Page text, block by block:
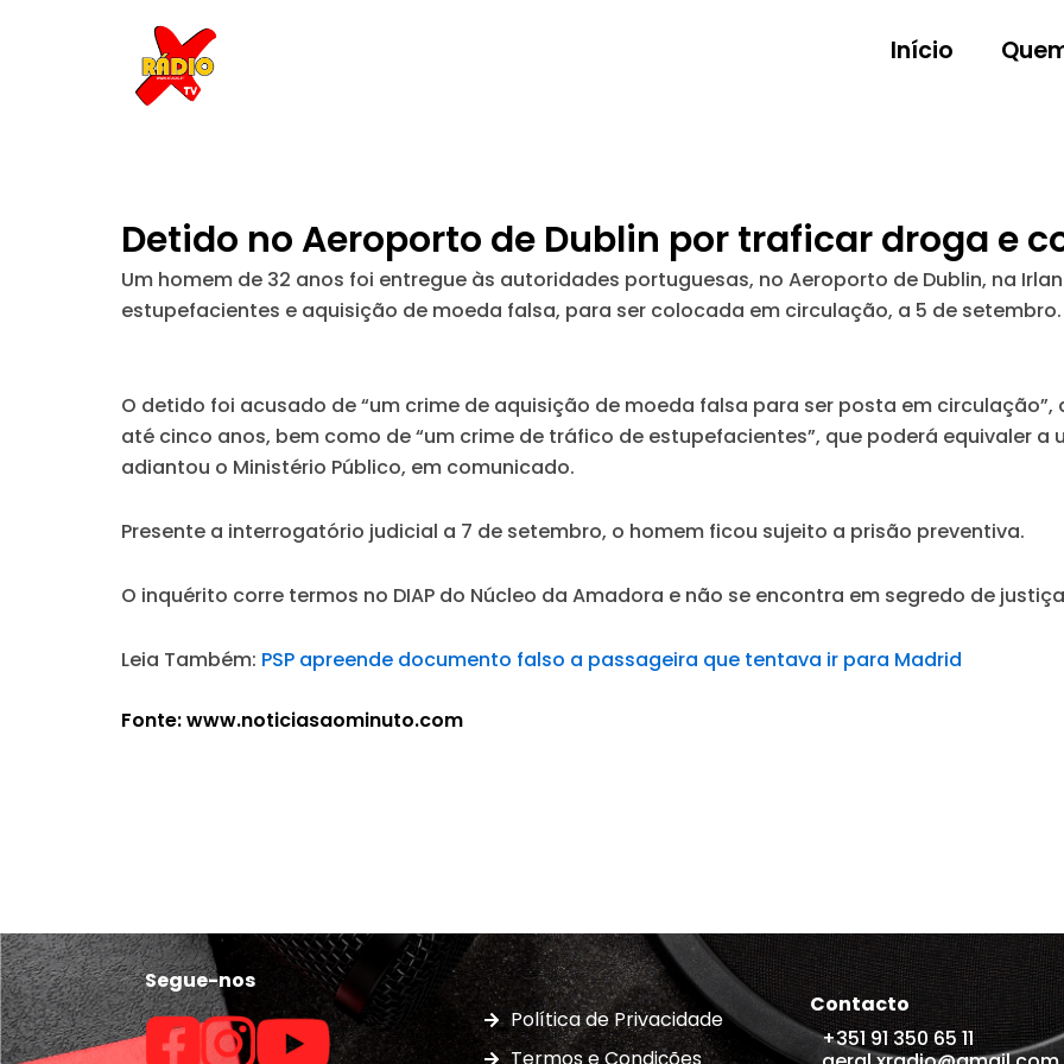
Início
Detido no Aeroporto de Dublin por traficar droga e
Um homem de 32 anos foi entregue às autoridades portuguesas, no Aeroporto de Dublin, na
estupefacientes e aquisição de moeda falsa, para ser colocada em circulação, a 5 de setembro.
O detido foi acusado de “um crime de aquisição de moeda falsa para ser posta em
até cinco anos, bem como de “um crime de tráfico de estupefacientes”, que poderá equivaler a
adiantou o Ministério Público, em comunicado.
Presente a interrogatório judicial a 7 de setembro, o homem ficou sujeito a prisão preventiva.
O inquérito corre termos no DIAP do Núcleo da Amadora e não se encontra em segredo de
Leia Também: PSP apreende documento falso a passageira que tentava ir para Madrid
Fonte: www.noticiasaominuto.com
Segue-nos
Política de Privacidade
Contacto
+351 91 350 65 11